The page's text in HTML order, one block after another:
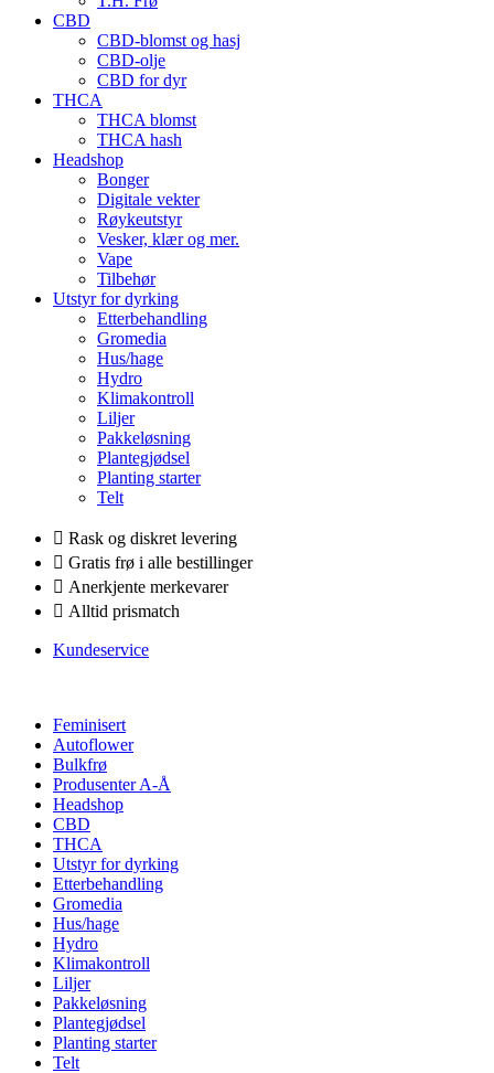
CBD
CBD-blomst og hasj
CBD-olje
CBD for dyr
THCA
THCA blomst
THCA hash
Headshop
Bonger
Digitale vekter
Røykeutstyr
Vesker, klær og mer.
Vape
Tilbehør
Utstyr for dyrking
Etterbehandling
Gromedia
Hus/hage
Hydro
Klimakontroll
Liljer
Pakkeløsning
Plantegjødsel
Planting starter
Telt
Rask og diskret levering
Gratis frø i alle bestillinger
Anerkjente merkevarer
Alltid prismatch
Kundeservice
Feminisert
Autoflower
Bulkfrø
Produsenter A-Å
Headshop
CBD
THCA
Utstyr for dyrking
Etterbehandling
Gromedia
Hus/hage
Hydro
Klimakontroll
Liljer
Pakkeløsning
Plantegjødsel
Planting starter
Telt